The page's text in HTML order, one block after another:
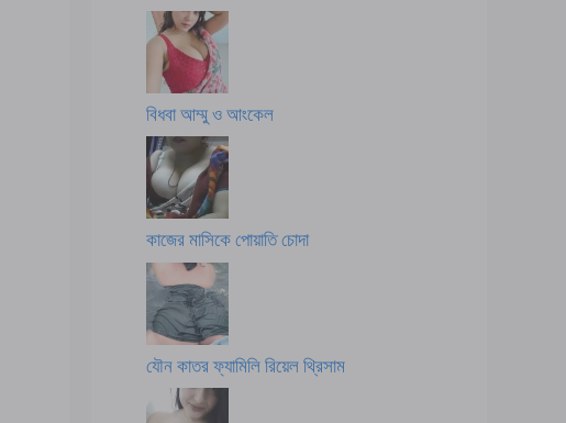
বিধবা আম্মু ও আংকেল
কাজের মাসিকে পোয়াতি চোদা
যৌন কাতর ফ্যামিলি রিয়েল থ্রিসাম